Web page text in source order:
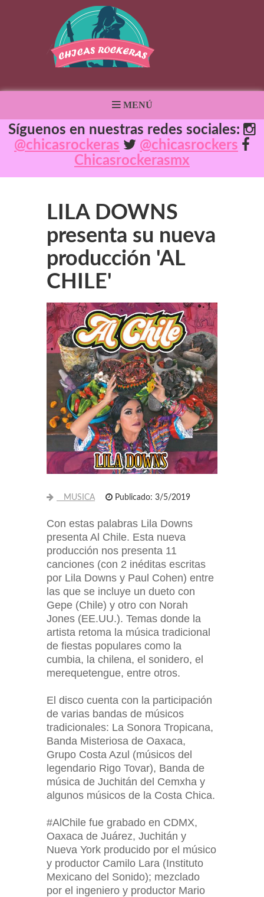
MENÚ
Síguenos en nuestras redes sociales:
@chicasrockeras
@chicasrockers
Chicasrockerasmx
LILA DOWNS
presenta su nueva
producción 'AL
CHILE'
MUSICA Publicado: 3/5/2019
Con estas palabras Lila Downs
presenta Al Chile. Esta nueva
producción nos presenta 11
canciones (con 2 inéditas escritas
por Lila Downs y Paul Cohen) entre
las que se incluye un dueto con
Gepe (Chile) y otro con Norah
Jones (EE.UU.). Temas donde la
artista retoma la música tradicional
de fiestas populares como la
cumbia, la chilena, el sonidero, el
merequetengue, entre otros.
El disco cuenta con la participación
de varias bandas de músicos
tradicionales: La Sonora Tropicana,
Banda Misteriosa de Oaxaca,
Grupo Costa Azul (músicos del
legendario Rigo Tovar), Banda de
música de Juchitán del Cemxha y
algunos músicos de la Costa Chica.
#AlChile fue grabado en CDMX,
Oaxaca de Juárez, Juchitán y
Nueva York producido por el músico
y productor Camilo Lara (Instituto
Mexicano del Sonido); mezclado
por el ingeniero y productor Mario